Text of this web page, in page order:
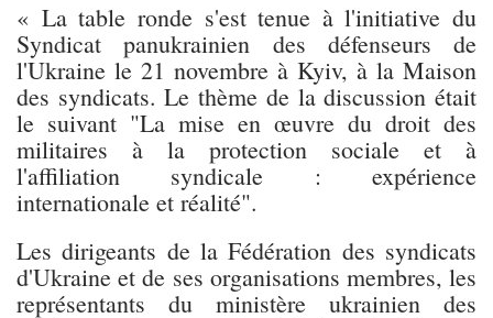
« La table ronde s'est tenue à l'initiative du
Syndicat panukrainien des défenseurs de
l'Ukraine le 21 novembre à Kyiv, à la Maison
des syndicats. Le thème de la discussion était
le suivant "La mise en œuvre du droit des
militaires à la protection sociale et à
l'affiliation syndicale : expérience
internationale et réalité".
Les dirigeants de la Fédération des syndicats
d'Ukraine et de ses organisations membres, les
représentants du ministère ukrainien des